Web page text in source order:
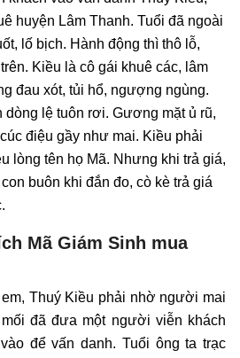
huyện Lâm Thanh. Tuổi đã ngoài
lố bịch. Hành động thì thô lỗ,
Kiều là cô gái khuê các, lâm
đau xót, tủi hổ, ngượng ngùng.
lệ tuôn rơi. Gương mặt ủ rũ,
điệu gầy như mai. Kiều phải
lòng tên họ Mã. Nhưng khi trả giá,
buôn khi đắn đo, cò kè trả giá
Mã Giám Sinh mua
Thuý Kiều phải nhờ người mai
đã đưa một người viễn khách
để vấn danh. Tuổi ông ta trạc